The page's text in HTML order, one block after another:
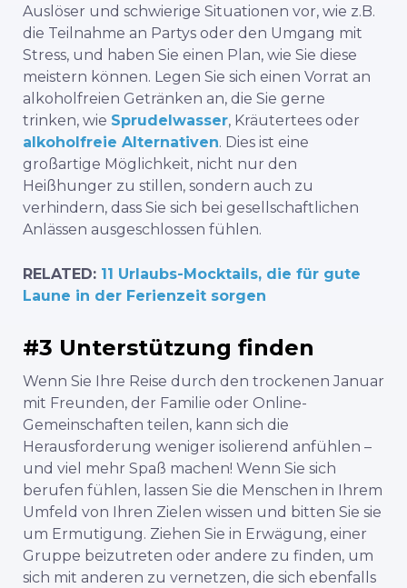
Auslöser und schwierige Situationen vor, wie z.B.
die Teilnahme an Partys oder den Umgang mit
Stress, und haben Sie einen Plan, wie Sie diese
meistern können. Legen Sie sich einen Vorrat an
alkoholfreien Getränken an, die Sie gerne
trinken, wie Sprudelwasser, Kräutertees oder
alkoholfreie Alternativen. Dies ist eine
großartige Möglichkeit, nicht nur den
Heißhunger zu stillen, sondern auch zu
verhindern, dass Sie sich bei gesellschaftlichen
Anlässen ausgeschlossen fühlen.
RELATED: 11 Urlaubs-Mocktails, die für gute
Laune in der Ferienzeit sorgen
#3 Unterstützung finden
Wenn Sie Ihre Reise durch den trockenen Januar
mit Freunden, der Familie oder Online-
Gemeinschaften teilen, kann sich die
Herausforderung weniger isolierend anfühlen –
und viel mehr Spaß machen! Wenn Sie sich
berufen fühlen, lassen Sie die Menschen in Ihrem
Umfeld von Ihren Zielen wissen und bitten Sie sie
um Ermutigung. Ziehen Sie in Erwägung, einer
Gruppe beizutreten oder andere zu finden, um
sich mit anderen zu vernetzen, die sich ebenfalls